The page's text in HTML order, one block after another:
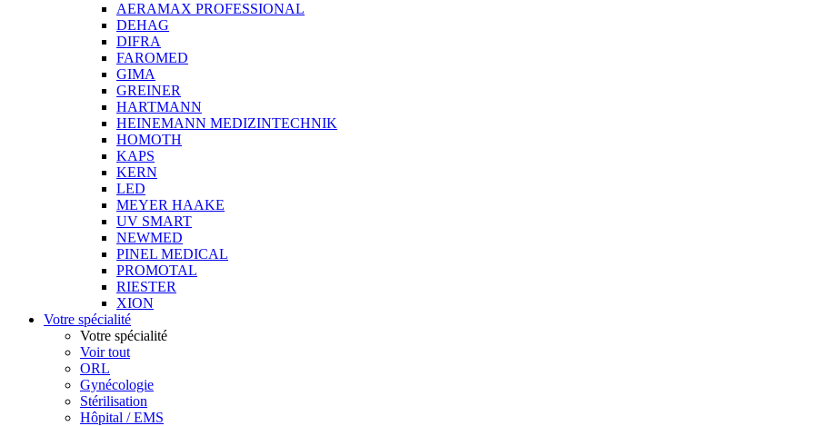
AERAMAX PROFESSIONAL
DEHAG
DIFRA
FAROMED
GIMA
GREINER
HARTMANN
HEINEMANN MEDIZINTECHNIK
HOMOTH
KAPS
KERN
LED
MEYER HAAKE
UV SMART
NEWMED
PINEL MEDICAL
PROMOTAL
RIESTER
XION
Votre spécialité
Votre spécialité
Voir tout
ORL
Gynécologie
Stérilisation
Hôpital / EMS